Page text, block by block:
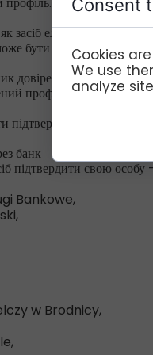
засіб електронної
бути наданий
довіреного профілю
профіль.
підтвердження
банк
підтвердити свою
Bankowe,
w Brodnicy,
Consent
Cookies
We use
analyze